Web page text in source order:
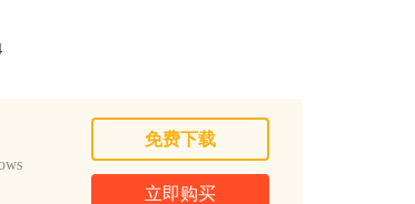
免费下载
立即购买